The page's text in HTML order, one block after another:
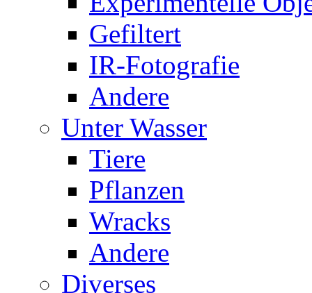
Gefiltert
IR-Fotografie
Andere
Unter Wasser
Tiere
Pflanzen
Wracks
Andere
Diverses